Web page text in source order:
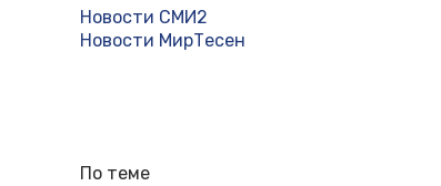
Новости СМИ2
Новости МирТесен
По теме